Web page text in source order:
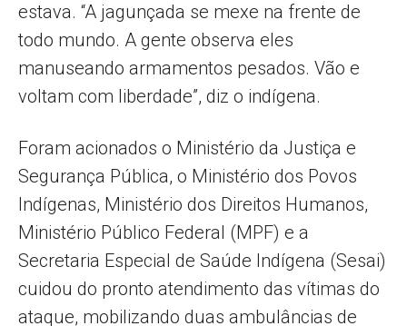
estava. “A jagunçada se mexe na frente de
todo mundo. A gente observa eles
manuseando armamentos pesados. Vão e
voltam com liberdade”, diz o indígena.
Foram acionados o Ministério da Justiça e
Segurança Pública, o Ministério dos Povos
Indígenas, Ministério dos Direitos Humanos,
Ministério Público Federal (MPF) e a
Secretaria Especial de Saúde Indígena (Sesai)
cuidou do pronto atendimento das vítimas do
ataque, mobilizando duas ambulâncias de